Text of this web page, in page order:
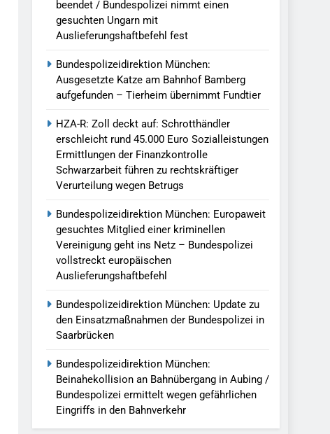
beendet / Bundespolizei nimmt einen
gesuchten Ungarn mit
Auslieferungshaftbefehl fest
Bundespolizeidirektion München:
Ausgesetzte Katze am Bahnhof Bamberg
aufgefunden – Tierheim übernimmt Fundtier
HZA-R: Zoll deckt auf: Schrotthändler
erschleicht rund 45.000 Euro Sozialleistungen
Ermittlungen der Finanzkontrolle
Schwarzarbeit führen zu rechtskräftiger
Verurteilung wegen Betrugs
Bundespolizeidirektion München: Europaweit
gesuchtes Mitglied einer kriminellen
Vereinigung geht ins Netz – Bundespolizei
vollstreckt europäischen
Auslieferungshaftbefehl
Bundespolizeidirektion München: Update zu
den Einsatzmaßnahmen der Bundespolizei in
Saarbrücken
Bundespolizeidirektion München:
Beinahekollision an Bahnübergang in Aubing /
Bundespolizei ermittelt wegen gefährlichen
Eingriffs in den Bahnverkehr